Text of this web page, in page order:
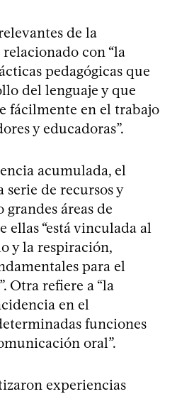
de la
con “la
pedagógicas que
del lenguaje y que
fácilmente en el trabajo
y educadoras”.
acumulada, el
de recursos y
grandes áreas de
“está vinculada al
y la respiración,
para el
Otra refiere a “la
en el
funciones
oral”.
experiencias